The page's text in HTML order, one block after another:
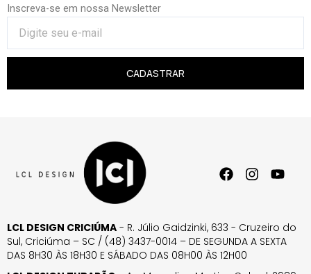
Inscreva-se em nossa Newsletter
CADASTRAR
LCL DESIGN CRICIÚMA - R. Júlio Gaidzinki, 633 - Cruzeiro do
Sul, Criciúma – SC / (48) 3437-0014 – DE SEGUNDA A SEXTA
DAS 8H30 ÀS 18H30 E SÁBADO DAS 08H00 ÀS 12H00